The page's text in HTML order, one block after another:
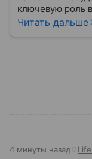
ключевую роль
Читать дальше
4 минуты назад